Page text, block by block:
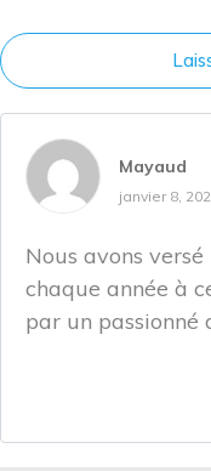
Mayaud
janvier 8,
Nous avons
chaque année à
par un passionné